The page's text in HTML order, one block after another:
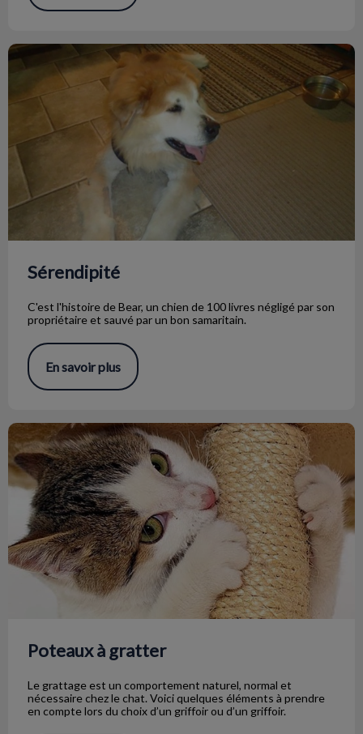
Sérendipité
Sérendipité
C'est l'histoire de Bear, un chien de 100 livres négligé par son
propriétaire et sauvé par un bon samaritain.
En savoir plus
Poteaux à gratter
Poteaux à gratter
Le grattage est un comportement naturel, normal et
nécessaire chez le chat. Voici quelques éléments à prendre
en compte lors du choix d’un griffoir ou d’un griffoir.